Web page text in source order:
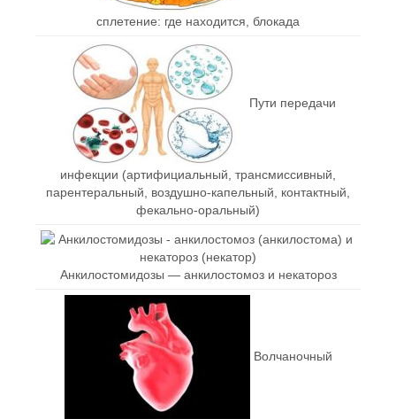
сплетение: где находится, блокада
Пути передачи
инфекции (артифициальный, трансмиссивный,
парентеральный, воздушно-капельный, контактный,
фекально-оральный)
Анкилостомидозы — анкилостомоз и некатороз
Волчаночный